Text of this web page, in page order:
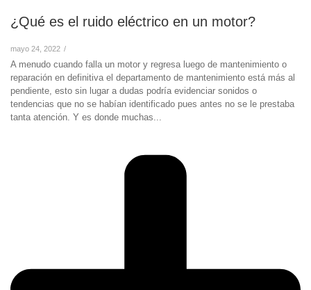
¿Qué es el ruido eléctrico en un motor?
mayo 24, 2022 /
A menudo cuando falla un motor y regresa luego de mantenimiento o
reparación en definitiva el departamento de mantenimiento está más al
pendiente, esto sin lugar a dudas podría evidenciar sonidos o
tendencias que no se habían identificado pues antes no se le prestaba
tanta atención. Y es donde muchas...